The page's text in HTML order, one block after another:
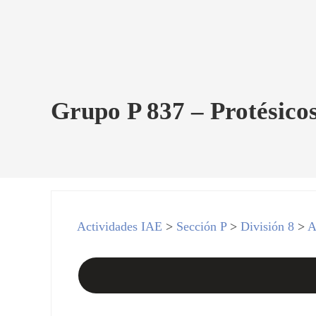
Grupo P 837 –
Actividades IAE > Sección P>División 8 >